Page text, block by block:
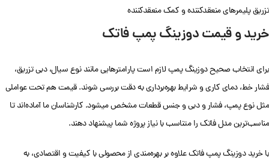
تزریق پلیمرهای منعقدکننده و کمک منعقدکننده
خرید و قیمت دوزینگ پمپ فاتک
برای انتخاب صحیح دوزینگ پمپ لازم است پارامترهایی مانند نوع سیال، دبی تزریق،
فشار خط، دمای کاری و شرایط بهره‌برداری به دقت بررسی شوند. قیمت هم تحت عواملی
مثل نوع پمپ، فشار و دبی و جنس قطعات مشخص میشود. کارشناسان ما آماده‌اند تا
مناسب‌ترین مدل فاتک را متناسب با نیاز پروژه شما پیشنهاد دهند.
با خرید دوزینگ پمپ فاتک علاوه بر بهره‌مندی از محصولی با کیفیت و اقتصادی، به